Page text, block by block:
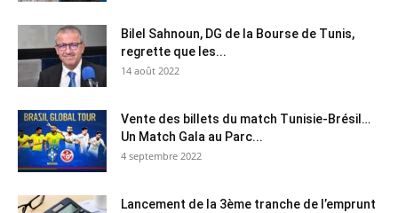
Bilel Sahnoun, DG de la Bourse de Tunis,
regrette que les...
14 août 2022
Vente des billets du match Tunisie-Brésil…
Un Match Gala au Parc...
4 septembre 2022
Lancement de la 3ème tranche de l’emprunt